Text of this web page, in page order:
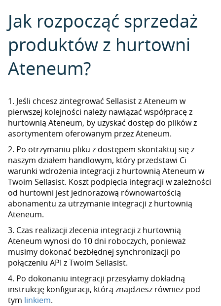
Jak rozpocząć sprzedaż
produktów z hurtowni
Ateneum?
1. Jeśli chcesz zintegrować Sellasist z Ateneum w
pierwszej kolejności należy nawiązać współpracę z
hurtownią Ateneum, by uzyskać dostęp do plików z
asortymentem oferowanym przez Ateneum.
2. Po otrzymaniu pliku z dostępem skontaktuj się z
naszym działem handlowym, który przedstawi Ci
warunki wdrożenia integracji z hurtownią Ateneum w
Twoim Sellasist. Koszt podpięcia integracji w zależności
od hurtowni jest jednorazową równowartością
abonamentu za utrzymanie integracji z hurtownią
Ateneum.
3. Czas realizacji zlecenia integracji z hurtownią
Ateneum wynosi do 10 dni roboczych, ponieważ
musimy dokonać bezbłędnej synchronizacji po
połączeniu API z Twoim Sellasist.
4. Po dokonaniu integracji przesyłamy dokładną
instrukcję konfiguracji, którą znajdziesz również pod
tym linkiem.